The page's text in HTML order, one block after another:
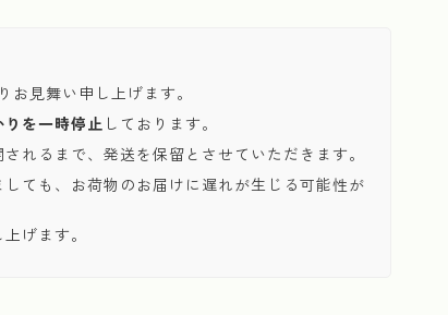
見舞い申し上げます。
を一時停止 しております。
れるまで、発送を保留とさせていただきます。
ても、お荷物のお届けに遅れが生じる可能性が
げます。